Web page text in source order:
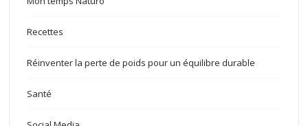
Recettes
Réinventer la perte de poids pour un équilibre durable
Santé